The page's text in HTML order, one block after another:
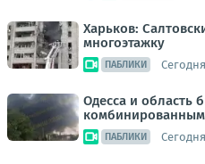
Харьков:
многоэтажку
ПАБЛИКИ
Одесса и область
ПАБЛИКИ